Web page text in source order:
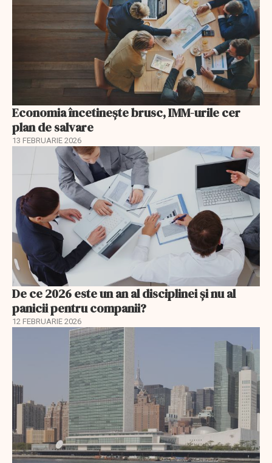
Economia încetinește brusc, IMM-urile cer
plan de salvare
13 FEBRUARIE 2026
De ce 2026 este un an al disciplinei și nu al
panicii pentru companii?
12 FEBRUARIE 2026